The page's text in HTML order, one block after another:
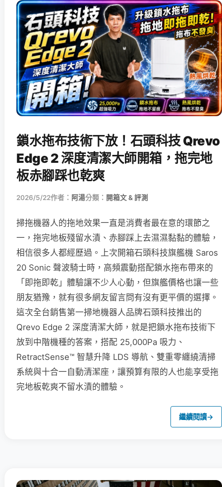
鎖水拖布技術下放！石頭科技 Qrevo
Edge 2 深度清潔大師開箱，拖完地
板赤腳踩也乾爽
2026/5/22作者： 阿湯分類： 開箱文 & 評測
掃拖機器人的拖地效果一直是消費者最在意的環節之
一，拖完地板殘留水漬、赤腳踩上去濕濕黏黏的體驗，
相信很多人都經歷過。上次開箱石頭科技旗艦機 Saros
20 Sonic 聲波騎士時，高頻震動搭配鎖水拖布帶來的
「即拖即乾」體驗讓不少人心動，但旗艦價格也讓一些
朋友猶豫，就有很多網友留言問有沒有更平價的選擇。
這次全台銷售第一掃地機器人品牌石頭科技推出的
Qrevo Edge 2 深度清潔大師，就是把鎖水拖布技術下
放到中階機種的答案，搭配 25,000Pa 吸力、
RetractSense™ 智慧升降 LDS 導航、雙重零纏繞清掃
系統與十合一自動清潔座，讓預算有限的人也能享受拖
完地板乾爽不留水漬的體驗。
繼續閱讀→